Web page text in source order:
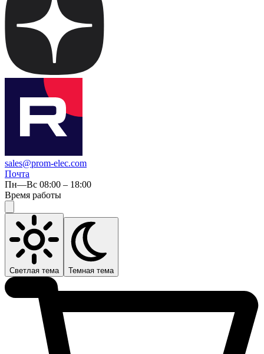
sales@prom-elec.com
Почта
Пн—Вс 08:00 – 18:00
Время работы
Светлая тема Темная тема